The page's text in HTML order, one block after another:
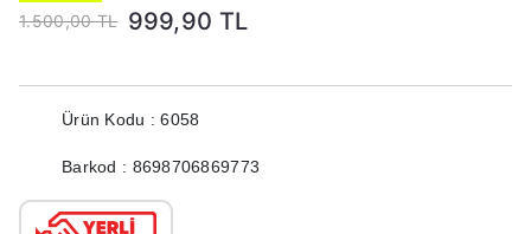
1.500,00 TL 999,90 TL
Ürün Kodu : 6058
Barkod : 8698706869773